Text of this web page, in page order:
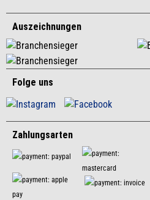
Auszeichnungen
Folge uns
Zahlungsarten